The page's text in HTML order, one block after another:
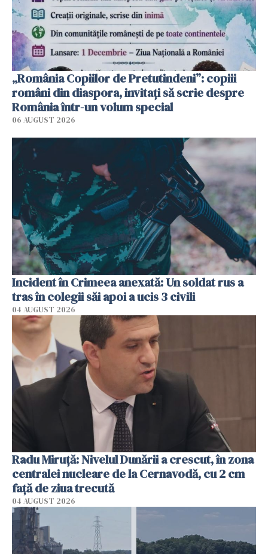
„România Copiilor de Pretutindeni”: copiii
români din diaspora, invitați să scrie despre
România într-un volum special
06 AUGUST 2026
Incident în Crimeea anexată: Un soldat rus a
tras în colegii săi apoi a ucis 3 civili
04 AUGUST 2026
Radu Miruţă: Nivelul Dunării a crescut, în zona
centralei nucleare de la Cernavodă, cu 2 cm
faţă de ziua trecută
04 AUGUST 2026